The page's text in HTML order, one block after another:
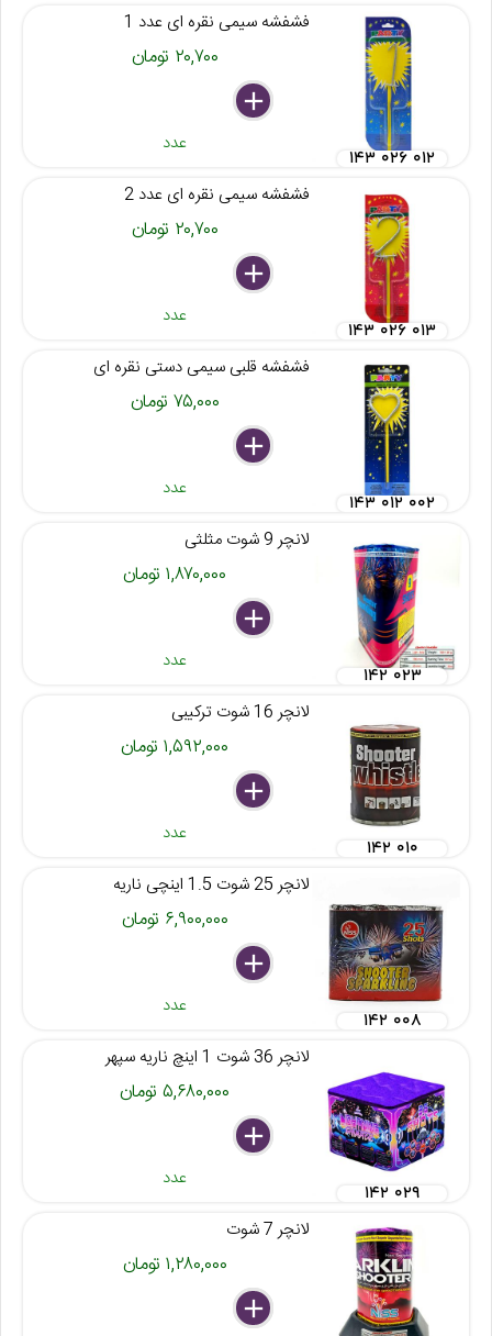
فشفشه سیمی نقره ای عدد 1
۲۰,۷۰۰ تومان
delete
remove
add
عدد
۱۴۳ ۰۲۶ ۰۱۲
فشفشه سیمی نقره ای عدد 2
۲۰,۷۰۰ تومان
delete
remove
add
عدد
۱۴۳ ۰۲۶ ۰۱۳
فشفشه قلبی سیمی دستی نقره ای
۷۵,۰۰۰ تومان
delete
remove
add
عدد
۱۴۳ ۰۱۲ ۰۰۲
لانچر 9 شوت مثلثی
۱,۸۷۰,۰۰۰ تومان
delete
remove
add
عدد
۱۴۲ ۰۲۳
لانچر 16 شوت ترکیبی
۱,۵۹۲,۰۰۰ تومان
delete
remove
add
عدد
۱۴۲ ۰۱۰
لانچر 25 شوت 1.5 اینچی ناریه
۶,۹۰۰,۰۰۰ تومان
delete
remove
add
عدد
۱۴۲ ۰۰۸
لانچر 36 شوت 1 اینچ ناریه سپهر
۵,۶۸۰,۰۰۰ تومان
delete
remove
add
عدد
۱۴۲ ۰۲۹
لانچر 7 شوت
۱,۲۸۰,۰۰۰ تومان
delete
remove
add